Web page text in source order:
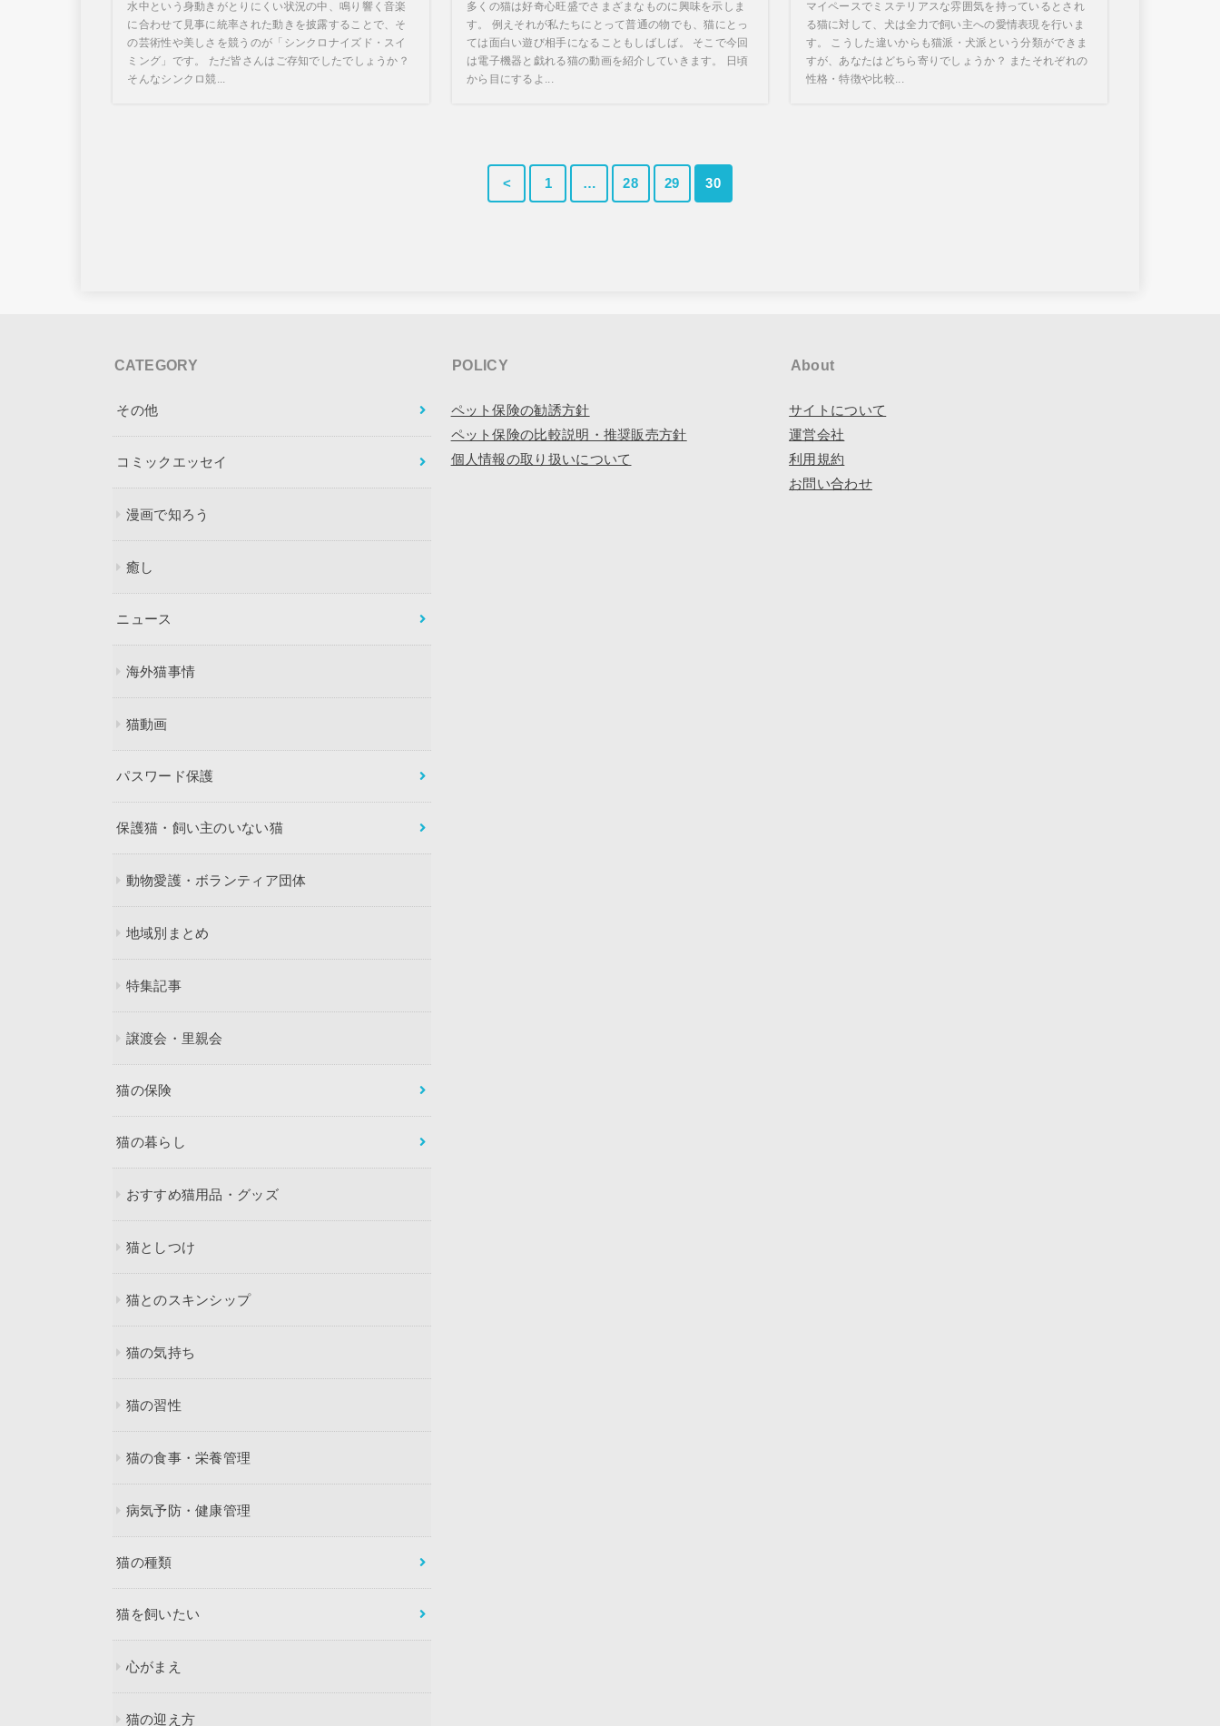
水中という身動きがとりにくい状況の中、鳴り響く音楽
に合わせて見事に統率された動きを披露することで、そ
の芸術性や美しさを競うのが「シンクロナイズド・スイ
ミング」です。 ただ皆さんはご存知でしたでしょうか？
そんなシンクロ競...
多くの猫は好奇心旺盛でさまざまなものに興味を示しま
す。 例えそれが私たちにとって普通の物でも、猫にとっ
ては面白い遊び相手になることもしばしば。 そこで今回
は電子機器と戯れる猫の動画を紹介していきます。 日頃
から目にするよ...
マイペースでミステリアスな雰囲気を持っているとされ
る猫に対して、犬は全力で飼い主への愛情表現を行いま
す。 こうした違いからも猫派・犬派という分類ができま
すが、あなたはどちら寄りでしょうか？ またそれぞれの
性格・特徴や比較...
< 1 … 28 29 30
CATEGORY
その他
コミックエッセイ
漫画で知ろう
癒し
ニュース
海外猫事情
猫動画
パスワード保護
保護猫・飼い主のいない猫
動物愛護・ボランティア団体
地域別まとめ
特集記事
譲渡会・里親会
猫の保険
猫の暮らし
おすすめ猫用品・グッズ
猫としつけ
猫とのスキンシップ
猫の気持ち
猫の習性
猫の食事・栄養管理
病気予防・健康管理
猫の種類
猫を飼いたい
心がまえ
猫の迎え方
POLICY
ペット保険の勧誘方針
ペット保険の比較説明・推奨販売方針
個人情報の取り扱いについて
About
サイトについて
運営会社
利用規約
お問い合わせ